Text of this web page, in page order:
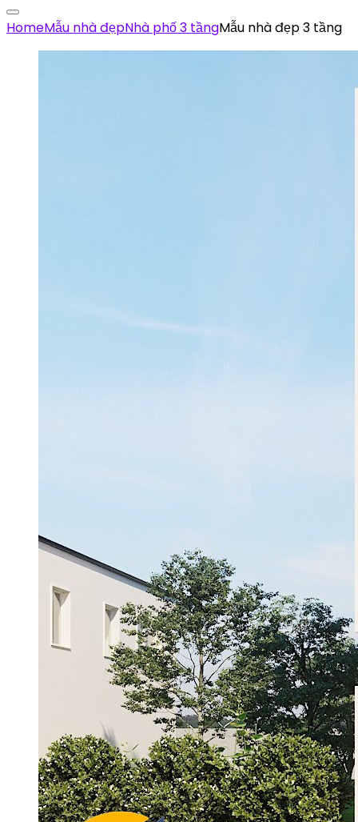
HomeMẫu nhà đẹpNhà phố 3 tầngMẫu nhà đẹp 3 tầng